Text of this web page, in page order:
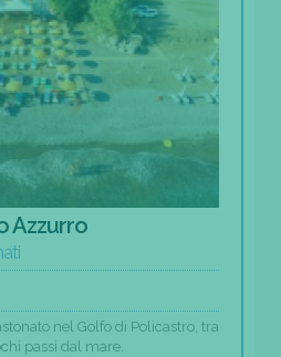
Azzurro
nel Golfo di Policastro, tra
passi dal mare.